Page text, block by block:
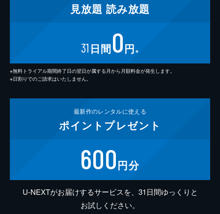
見放題 読み放題
31 日間0円 ※
※無料トライアル期間終了日の翌日が属する月から月額料金が発生します。
※日割りでのご請求はいたしません。
最新作のレンタルに使える
ポイント プレゼント
600円分
U-NEXTがお届けするサービスを、31日間ゆっくりと
お試しください。